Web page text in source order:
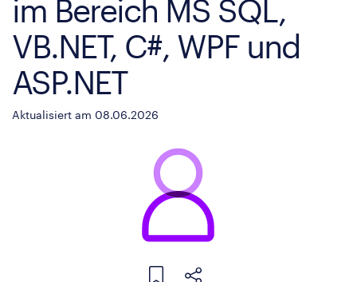
im Bereich MS SQL,
VB.NET, C#, WPF und
ASP.NET
Aktualisiert am 08.06.2026